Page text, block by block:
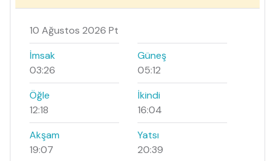
10 Ağustos 2026 Pt
İmsak
03:26
Güneş
05:12
Öğle
12:18
İkindi
16:04
Akşam
19:07
Yatsı
20:39